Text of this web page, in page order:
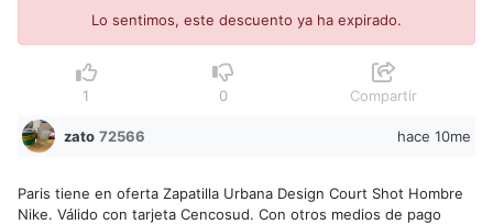
Lo sentimos, este descuento ya ha expirado.
1 0 Compartir
zato 72566 hace 10me
Paris tiene en oferta Zapatilla Urbana Design Court Shot Hombre
Nike. Válido con tarjeta Cencosud. Con otros medios de pago